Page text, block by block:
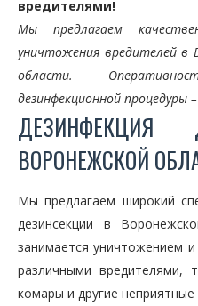
вредителями!
Мы предлагаем
уничтожения вредителей в
области.
дезинфекционной процедуры
ДЕЗИНФЕКЦИЯ
ВОРОНЕЖСКОЙ
Мы предлагаем широкий
дезинсекции в
занимается уничтожением
различными вредителями,
комары и другие